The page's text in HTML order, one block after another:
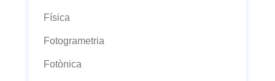
Física
Fotogrametria
Fotònica